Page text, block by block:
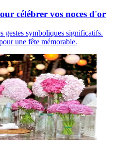
célébrer vos noces d'or
gestes symboliques significatifs.
une fête mémorable.